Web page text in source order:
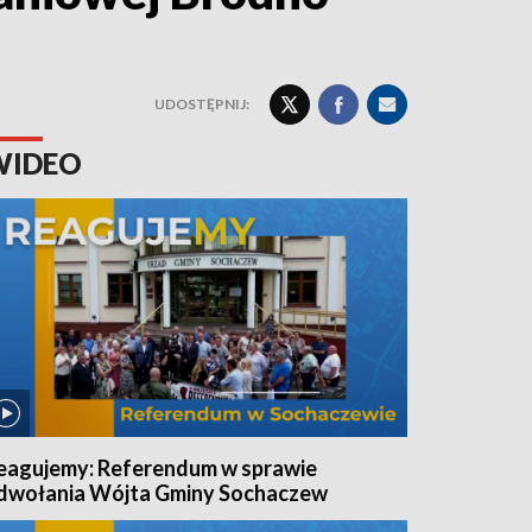
UDOSTĘPNIJ:
Referendum w sprawie
Wójta Gminy Sochaczew